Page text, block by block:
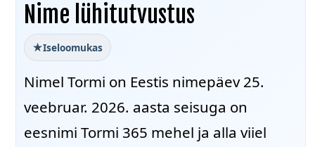
Nime lühitutvustus
Iseloomukas
Nimel Tormi on Eestis nimepäev 25.
veebruar. 2026. aasta seisuga on
eesnimi Tormi 365 mehel ja alla viiel